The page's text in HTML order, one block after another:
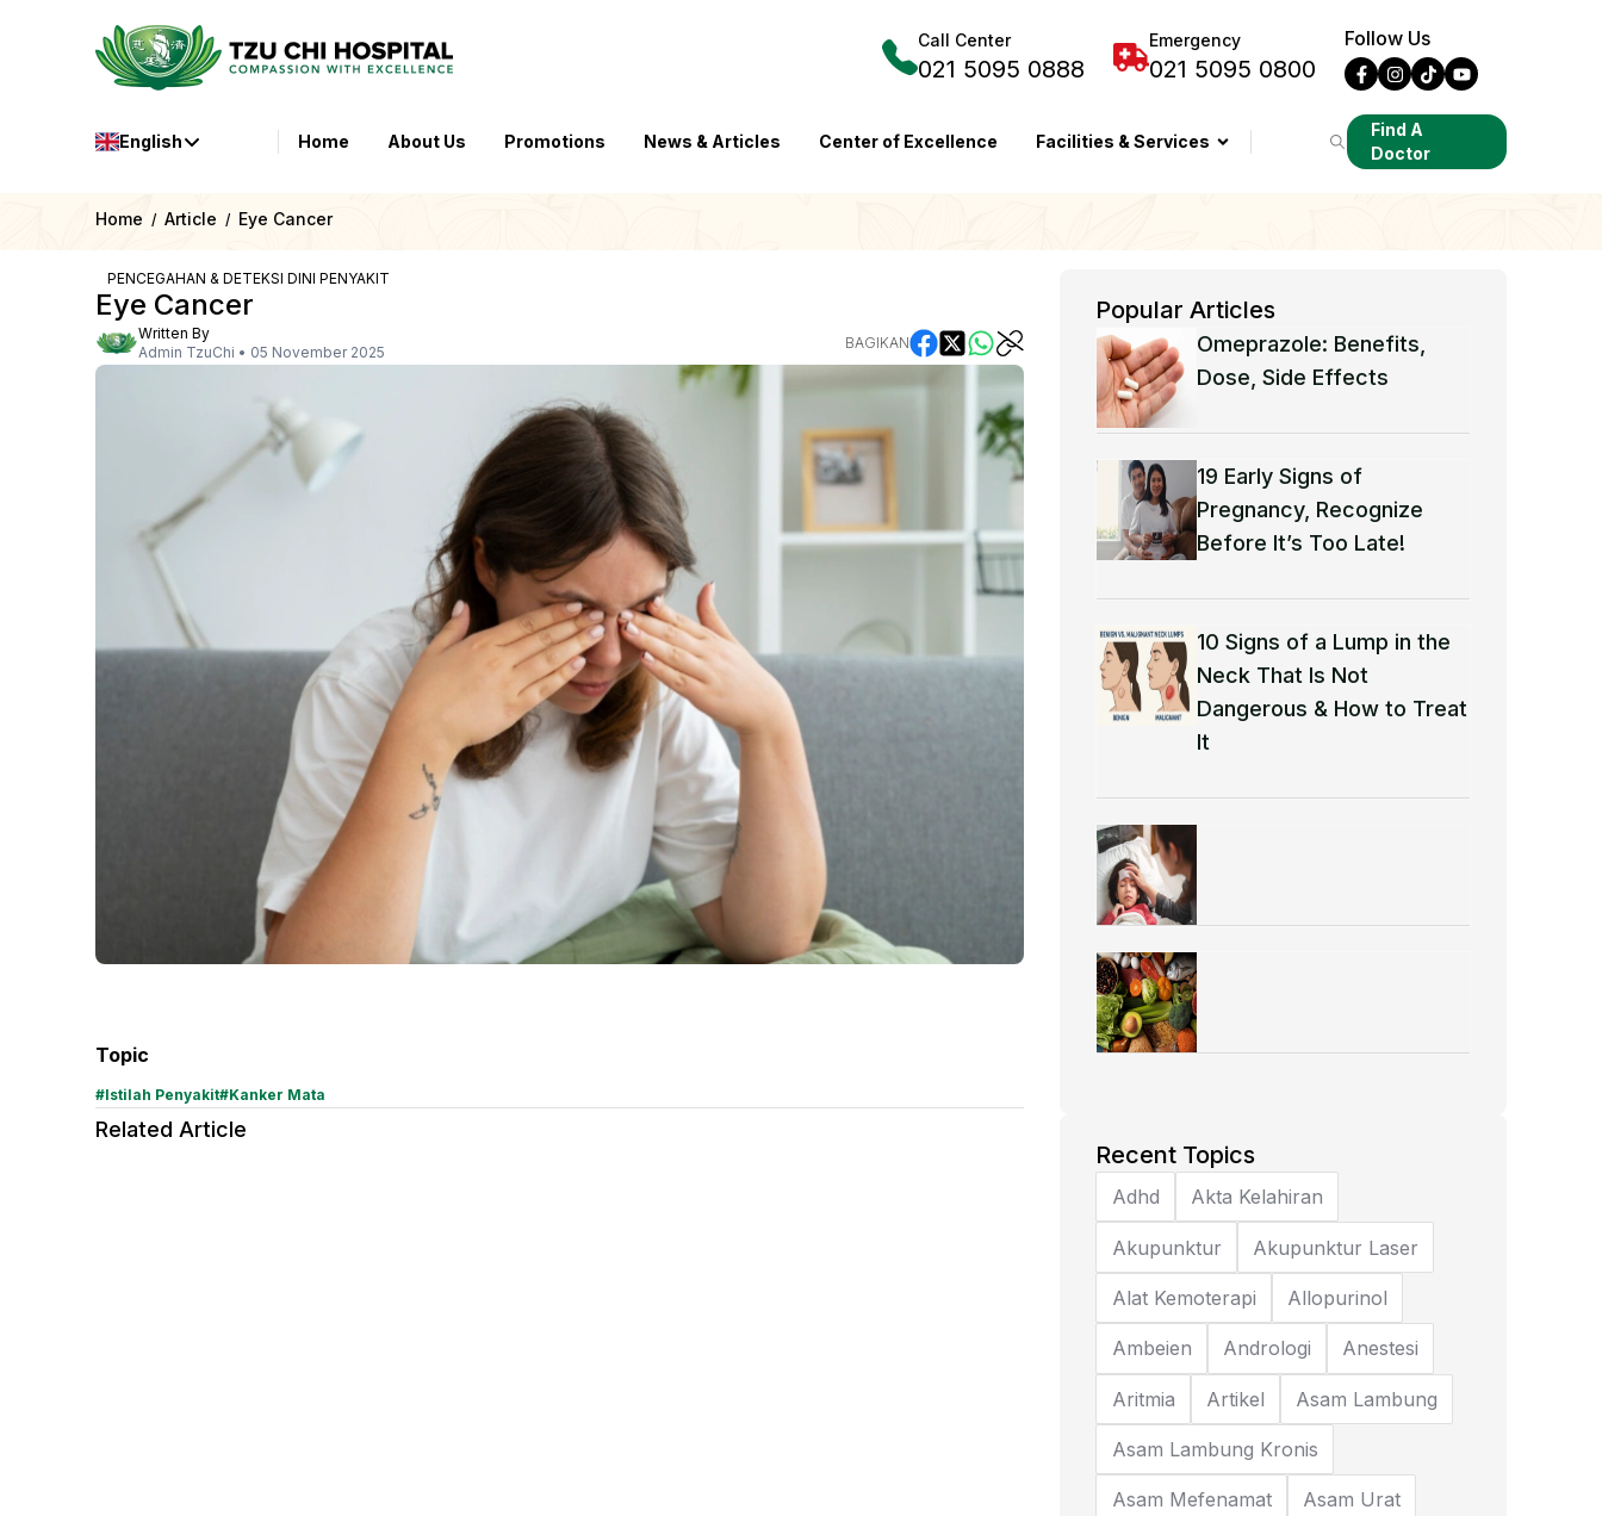
Call Center
021 5095 0888
Emergency
021 5095 0800
Follow Us
English Home About Us Promotions News & Articles Center of Excellence Facilities & Services
Find A
Doctor
Home / Article / Eye Cancer
PENCEGAHAN & DETEKSI DINI PENYAKIT
Eye Cancer
Written By
Admin TzuChi • 05 November 2025
BAGIKAN
Topic
#Istilah Penyakit#Kanker Mata
Related Article
Popular Articles
Omeprazole: Benefits,
Dose, Side Effects
19 Early Signs of
Pregnancy, Recognize
Before It’s Too Late!
10 Signs of a Lump in the
Neck That Is Not
Dangerous & How to Treat
It
Recent Topics
Adhd Akta Kelahiran
Akupunktur Akupunktur Laser
Alat Kemoterapi Allopurinol
Ambeien Andrologi Anestesi
Aritmia Artikel Asam Lambung
Asam Lambung Kronis
Asam Mefenamat Asam Urat